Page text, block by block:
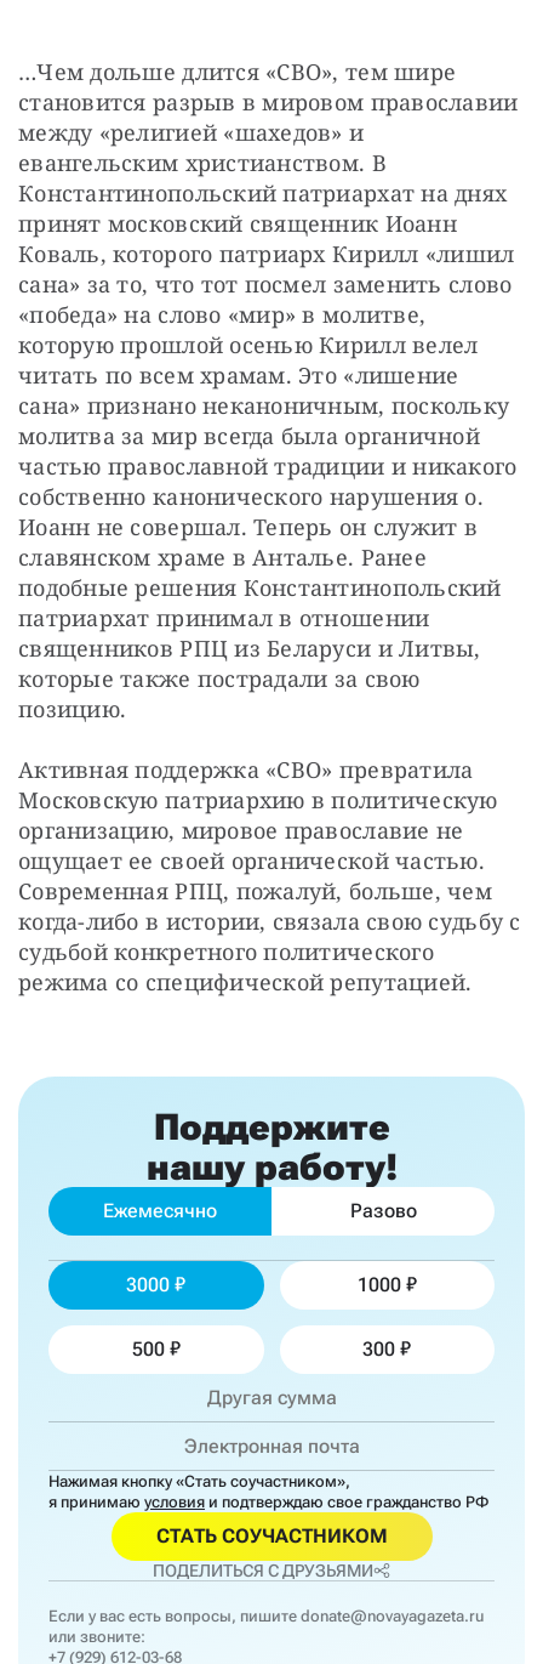
…Чем дольше длится «СВО», тем шире
становится разрыв в мировом православии
между «религией «шахедов» и
евангельским христианством. В
Константинопольский патриархат на днях
принят московский священник Иоанн
Коваль, которого патриарх Кирилл «лишил
сана» за то, что тот посмел заменить слово
«победа» на слово «мир» в молитве,
которую прошлой осенью Кирилл велел
читать по всем храмам. Это «лишение
сана» признано неканоничным, поскольку
молитва за мир всегда была органичной
частью православной традиции и никакого
собственно канонического нарушения о.
Иоанн не совершал. Теперь он служит в
славянском храме в Анталье. Ранее
подобные решения Константинопольский
патриархат принимал в отношении
священников РПЦ из Беларуси и Литвы,
которые также пострадали за свою
позицию.
Активная поддержка «СВО» превратила
Московскую патриархию в политическую
организацию, мировое православие не
ощущает ее своей органической частью.
Современная РПЦ, пожалуй, больше, чем
когда-либо в истории, связала свою судьбу с
судьбой конкретного политического
режима со специфической репутацией.
Поддержите
нашу работу!
Ежемесячно Разово
3000 1000
500 300
Нажимая кнопку «Стать соучастником»,
я принимаю условия и подтверждаю свое гражданство РФ
СТАТЬ СОУЧАСТНИКОМ
ПОДЕЛИТЬСЯ С ДРУЗЬЯМИ
Если у вас есть вопросы, пишите donate@novayagazeta.ru
или звоните:
+7 (929) 612-03-68